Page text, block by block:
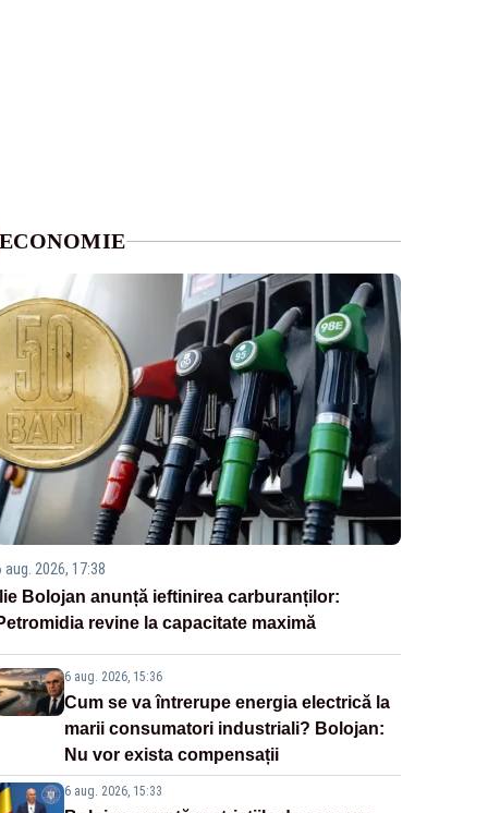
ECONOMIE
aug. 2026, 17:38
Ilie Bolojan anunță ieftinirea carburanților:
revine la capacitate maximă
6 aug. 2026, 15:36
Cum se va întrerupe energia electrică la
marii consumatori industriali? Bolojan:
Nu vor exista compensații
6 aug. 2026, 15:33